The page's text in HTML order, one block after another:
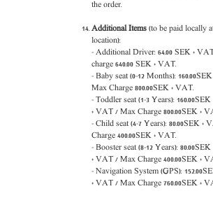
the order.
Additional Items(to be paid locally
location):
- Additional Driver: 64.00 SEK +
charge 640.00 SEK + VAT.
- Baby seat (0-12 Months):
Max Charge 800.00SEK + VAT.
- Toddlerseat (1-3 Years): 160.00SEK
+ VAT / Max Charge 800.00SEK +
- Childseat (4-7 Years): 80.00SEK +
Charge 400.00SEK + VAT.
- Boosterseat (8-12 Years): 80.00SEK
+ VAT / Max Charge 400.00SEK +
- Navigation System (GPS): 152
+ VAT / Max Charge760.00SEK +